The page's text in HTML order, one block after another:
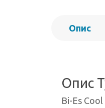
Опис
Опис
Bi-Es Cool